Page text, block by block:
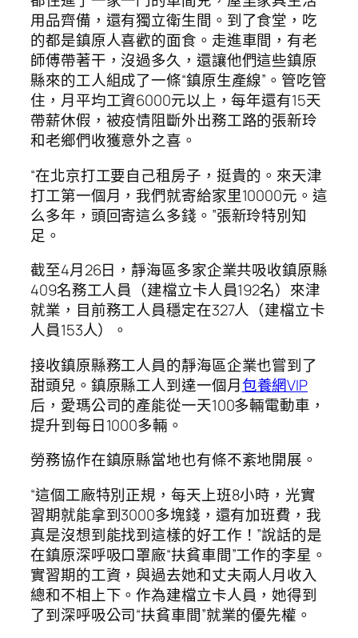
用品齊備，還有獨立衛生間。到了食堂，吃
的都是鎮原人喜歡的面食。走進車間，有老
師傅帶著干，沒過多久，還讓他們這些鎮原
縣來的工人組成了一條“鎮原生產線”。管吃管
住，月平均工資6000元以上，每年還有15天
帶薪休假，被疫情阻斷外出務工路的張新玲
和老鄉們收獲意外之喜。
“在北京打工要自己租房子，挺貴的。來天津
打工第一個月，我們就寄給家里10000元。這
么多年，頭回寄這么多錢。”張新玲特別知
足。
截至4月26日，靜海區多家企業共吸收鎮原縣
409名務工人員（建檔立卡人員192名）來津
就業，目前務工人員穩定在327人（建檔立卡
人員153人）。
接收鎮原縣務工人員的靜海區企業也嘗到了
甜頭兒。鎮原縣工人到達一個月包養網VIP
后，愛瑪公司的產能從一天100多輛電動車，
提升到每日1000多輛。
勞務協作在鎮原縣當地也有條不紊地開展。
“這個工廠特別正規，每天上班8小時，光實
習期就能拿到3000多塊錢，還有加班費，我
真是沒想到能找到這樣的好工作！”說話的是
在鎮原深呼吸口罩廠“扶貧車間”工作的李星。
實習期的工資，與過去她和丈夫兩人月收入
總和不相上下。作為建檔立卡人員，她得到
了到深呼吸公司“扶貧車間”就業的優先權。